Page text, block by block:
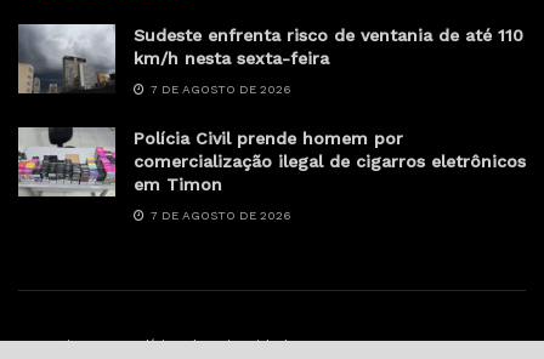
Sudeste enfrenta risco de ventania de até 110
km/h nesta sexta-feira
7 DE AGOSTO DE 2026
Polícia Civil prende homem por
comercialização ilegal de cigarros eletrônicos
em Timon
7 DE AGOSTO DE 2026
Anunciar Política de privacidade Contato